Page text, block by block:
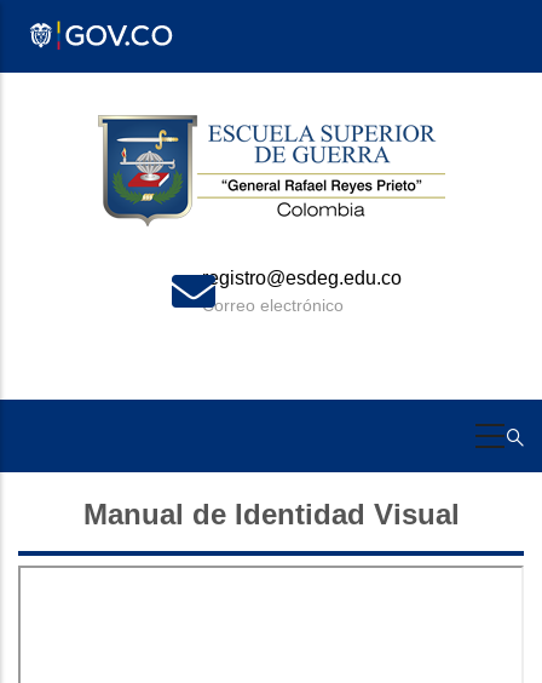
registro@esdeg.edu.co
Correo electrónico
Manual de Identidad Visual